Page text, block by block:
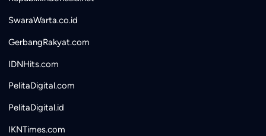
SwaraWarta.co.id
GerbangRakyat.com
IDNHits.com
PelitaDigital.com
PelitaDigital.id
IKNTimes.com